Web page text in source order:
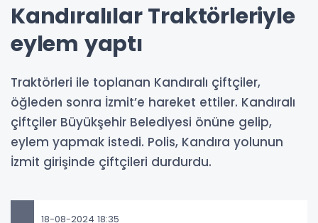
Kandıralılar Traktörleriyle
eylem yaptı
Traktörleri ile toplanan Kandıralı çiftçiler,
öğleden sonra İzmit’e hareket ettiler. Kandıralı
çiftçiler Büyükşehir Belediyesi önüne gelip,
eylem yapmak istedi. Polis, Kandıra yolunun
İzmit girişinde çiftçileri durdurdu.
18-08-2024 18:35